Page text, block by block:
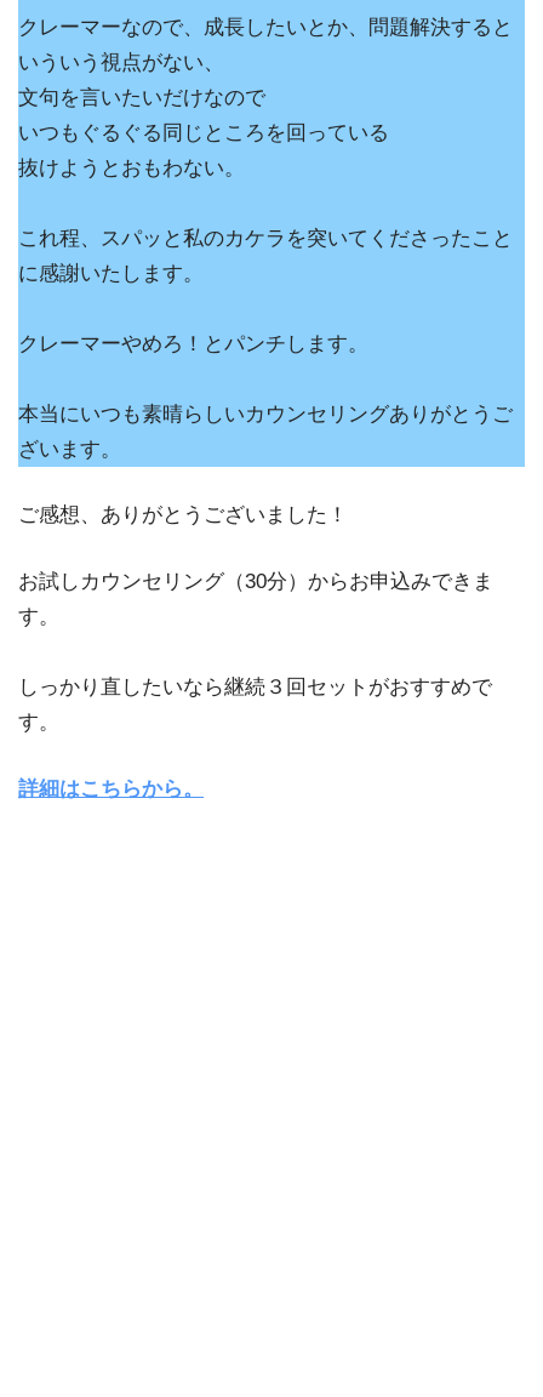
クレーマーなので、成長したいとか、問題解決すると
いういう視点がない、
文句を言いたいだけなので
いつもぐるぐる同じところを回っている
抜けようとおもわない。
これ程、スパッと私のカケラを突いてくださったこと
に感謝いたします。
クレーマーやめろ！とパンチします。
本当にいつも素晴らしいカウンセリングありがとうご
ざいます。
ご感想、ありがとうございました！
お試しカウンセリング（30分）からお申込みできま
す。
しっかり直したいなら継続３回セットがおすすめで
す。
詳細はこちらから。